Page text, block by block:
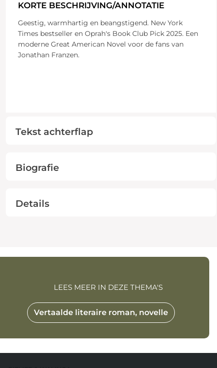
KORTE BESCHRIJVING/ANNOTATIE
Geestig, warmhartig en beangstigend. New York
Times bestseller en Oprah's Book Club Pick 2025. Een
moderne Great American Novel voor de fans van
Jonathan Franzen.
Tekst achterflap
Biografie
Details
Vertaalde literaire roman, novelle
LEES MEER IN DEZE THEMA'S